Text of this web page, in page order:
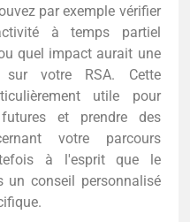
par exemple vérifier
à temps partiel
quel impact aurait une
sur votre RSA. Cette
utile pour
et prendre des
votre parcours
à l'esprit que le
un conseil personnalisé